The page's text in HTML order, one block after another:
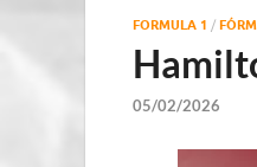
FORMULA 1 /
05/02/2026